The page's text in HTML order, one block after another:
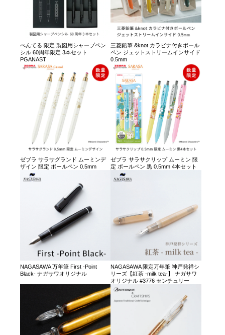
ぺんてる 限定 製図用シャープペン
シル 60周年限定 3本セット
PGANAST
三菱鉛筆 &knot カラビナ付きボール
ペン ジェットストリームインサイド
0.5mm
ゼブラ サラサグランド ムーミンデ
ザイン 限定 ボールペン 0.5mm
ゼブラ サラサクリップ ムーミン 限
定 ボールペン 黒 0.5mm 4本セット
NAGASAWA 万年筆 First -Point
Black- ナガサワオリジナル
NAGASAWA 限定万年筆 神戸発祥シ
リーズ【紅茶 -milk tea-】 ナガサワ
オリジナル #3776 センチュリー